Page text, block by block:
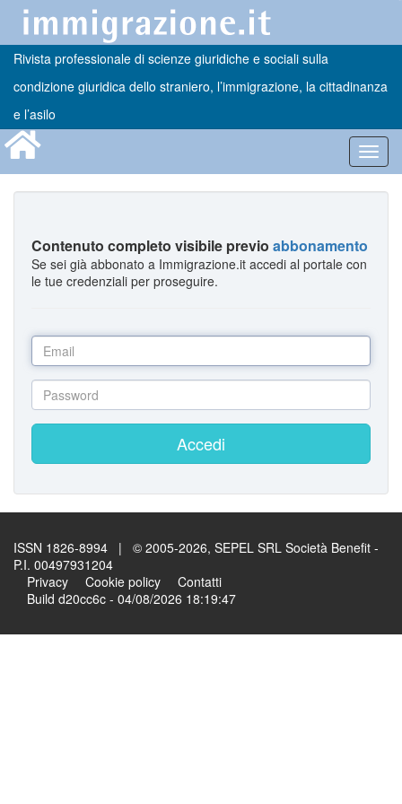
Rivista professionale di scienze giuridiche e sociali sulla
condizione giuridica dello straniero, l’immigrazione, la cittadinanza
e l’asilo
Contenuto completo visibile previo abbonamento
Se sei già abbonato a Immigrazione.it accedi al portale con
le tue credenziali per proseguire.
Accedi
ISSN 1826-8994 | © 2005-2026, SEPEL SRL Società Benefit -
P.I. 00497931204
Privacy
Cookie policy
Contatti
Build d20cc6c - 04/08/2026 18:19:47